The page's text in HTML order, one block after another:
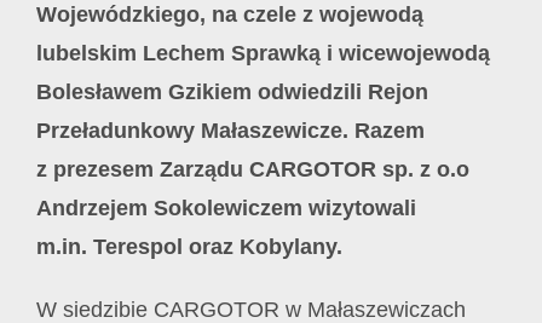
Wojewódzkiego, na czele z wojewodą
lubelskim Lechem Sprawką i wicewojewodą
Bolesławem Gzikiem odwiedzili Rejon
Przeładunkowy Małaszewicze. Razem
z prezesem Zarządu CARGOTOR sp. z o.o
Andrzejem Sokolewiczem wizytowali
m.in. Terespol oraz Kobylany.
W siedzibie CARGOTOR w Małaszewiczach